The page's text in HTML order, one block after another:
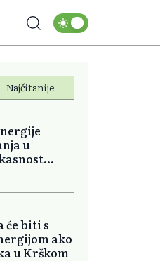
Najčitanije
u
će biti s
ako
u Krškom